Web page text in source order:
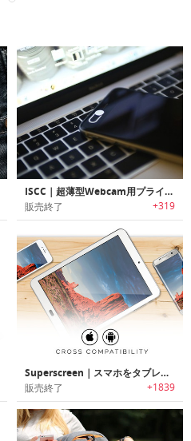
ISCC｜超薄型Webcam用プライバシーカバー「インテリジェントセキュリティカメラカバー」
販売終了 +319
Superscreen｜スマホをタブレットに変身させる10.1インチのHDディスプレイ「スーパースクリーン」
販売終了 +1839